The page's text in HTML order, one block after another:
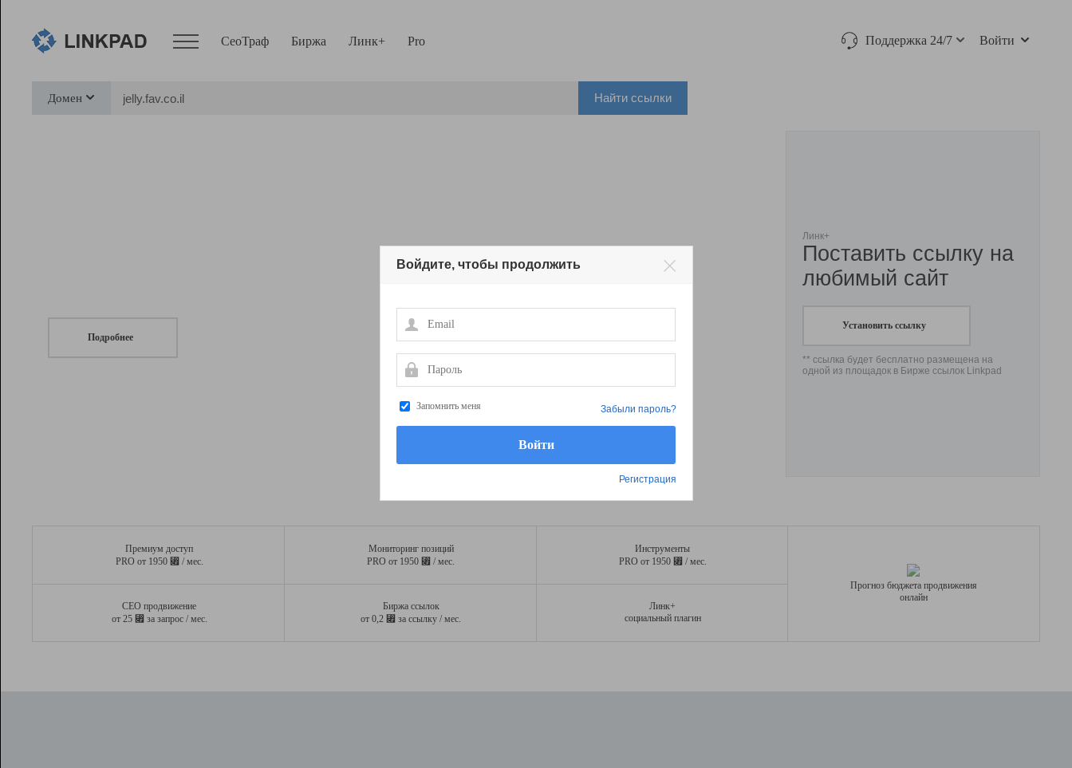
СеоТраф Биржа Линк+ Pro Поддержка 24/7 Войти
Домен Найти ссылки
Подробнее
Линк+
Поставить ссылку на
любимый сайт
Установить ссылку
** ссылка будет бесплатно размещена на
одной из площадок в Бирже ссылок Linkpad
Премиум доступ
PRO от 1950 ⃏ / мес.
Мониторинг позиций
PRO от 1950 ⃏ / мес.
Инструменты
PRO от 1950 ⃏ / мес.
СЕО продвижение
от 25 ⃏ за запрос / мес.
Биржа ссылок
от 0,2 ⃏ за ссылку / мес.
Линк+
социальный плагин
Прогноз бюджета продвижения
онлайн
Войдите, чтобы продолжить
Email
Пароль
Запомнить меня
Регистрация
Забыли пароль?